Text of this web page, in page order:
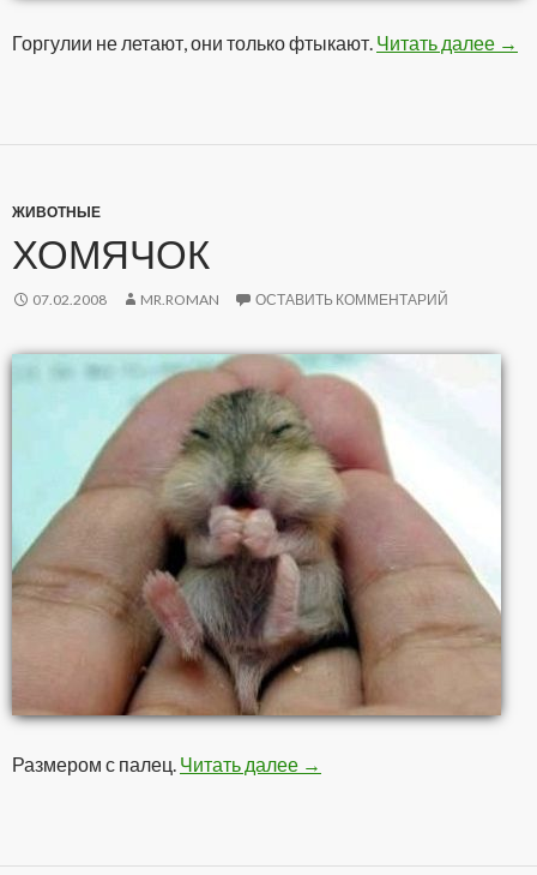
Горгулии не летают, они только фтыкают. Читать далее →
ЖИВОТНЫЕ
ХОМЯЧОК
07.02.2008 MR.ROMAN ОСТАВИТЬ КОММЕНТАРИЙ
Размером с палец. Читать далее Хомячок
→